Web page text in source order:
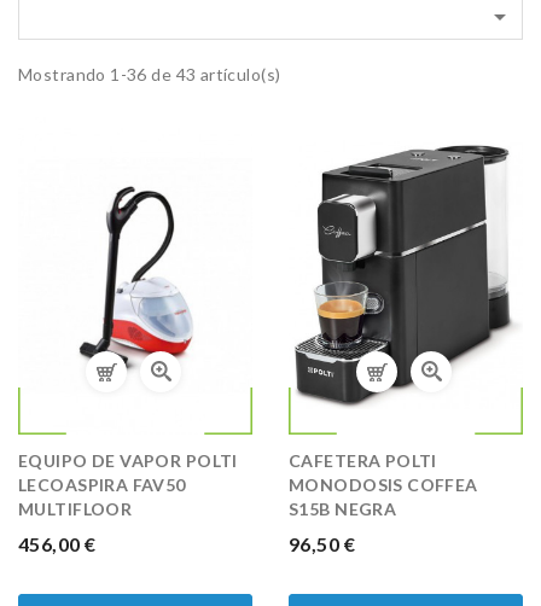

Mostrando 1-36 de 43 artículo(s)
EQUIPO DE VAPOR POLTI
LECOASPIRA FAV50
MULTIFLOOR
PRECIO
456,00 €
CAFETERA POLTI
MONODOSIS COFFEA
S15B NEGRA
PRECIO
96,50 €